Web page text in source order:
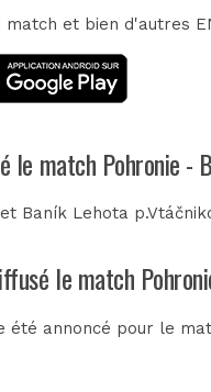
et bien d'autres
le match Pohronie -
Baník Lehota
le match
été annoncé pour le